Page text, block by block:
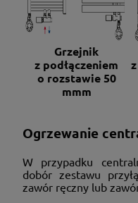
Grzejnik
z podłączeniem
o rozstawie 50
mmm
Ogrzewanie
W przypadku
dobór zestawu
zawór ręczny lub